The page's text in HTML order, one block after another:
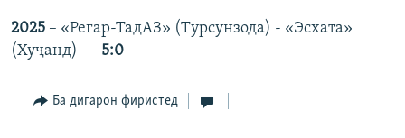
2025 – «Регар-ТадАЗ» (Турсунзода) - «Эсхата»
(Хуҷанд) –– 5:0
Ба дигарон фиристед